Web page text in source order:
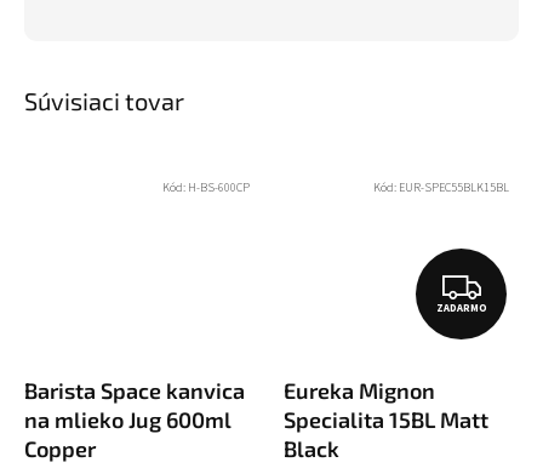
Súvisiaci tovar
Barista Space kanvica
na mlieko Jug 600ml
Copper
Kód: H-BS-600CP
Z
A
A
R
ZADARMO
Eureka Mignon
Specialita 15BL Matt
Black
Kód: EUR-SPEC55BLK15BL